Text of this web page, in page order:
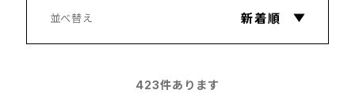
423件あります